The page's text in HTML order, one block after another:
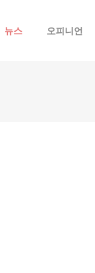
뉴스 오피니언